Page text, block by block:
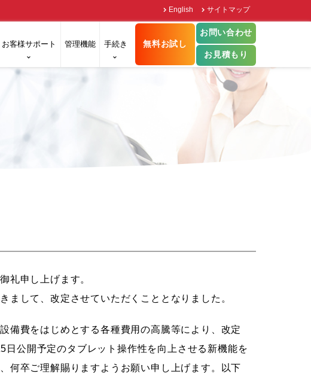
English サイトマップ
お客様サポート 管理機能 手続き 無料お試し
お問い合わせ
お見積もり
礼申し上げます。
まして、改定させていただくこととなりました。
備費をはじめとする各種費用の高騰等により、改定
公開予定のタブレット操作性を向上させる新機能を
何卒ご理解賜りますようお願い申し上げます。以下